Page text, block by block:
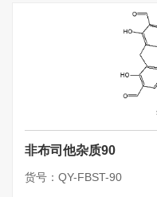
非布司他杂质90
货号：QY-FBST-90